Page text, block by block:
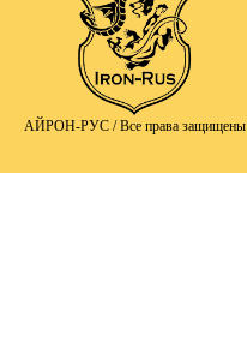
АЙРОН-РУС /Все права защищены